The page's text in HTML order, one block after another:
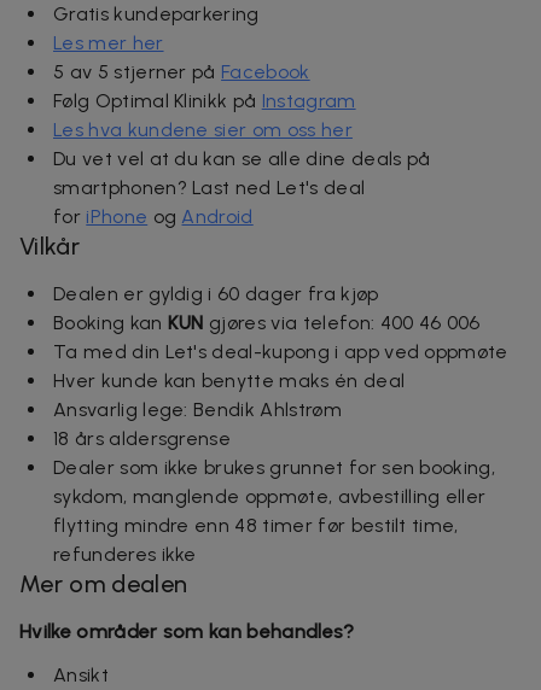
Gratis kundeparkering
Les mer her
5 av 5 stjerner på Facebook
Følg Optimal Klinikk på Instagram
Les hva kundene sier om oss her
Du vet vel at du kan se alle dine deals på
smartphonen? Last ned Let's deal
for iPhone og Android
Vilkår
Dealen er gyldig i 60 dager fra kjøp
Booking kan KUN gjøres via telefon: 400 46 006
Ta med din Let's deal-kupong i app ved oppmøte
Hver kunde kan benytte maks én deal
Ansvarlig lege: Bendik Ahlstrøm
18 års aldersgrense
Dealer som ikke brukes grunnet for sen booking,
sykdom, manglende oppmøte, avbestilling eller
flytting mindre enn 48 timer før bestilt time,
refunderes ikke
Mer om dealen
Hvilke områder som kan behandles?
Ansikt